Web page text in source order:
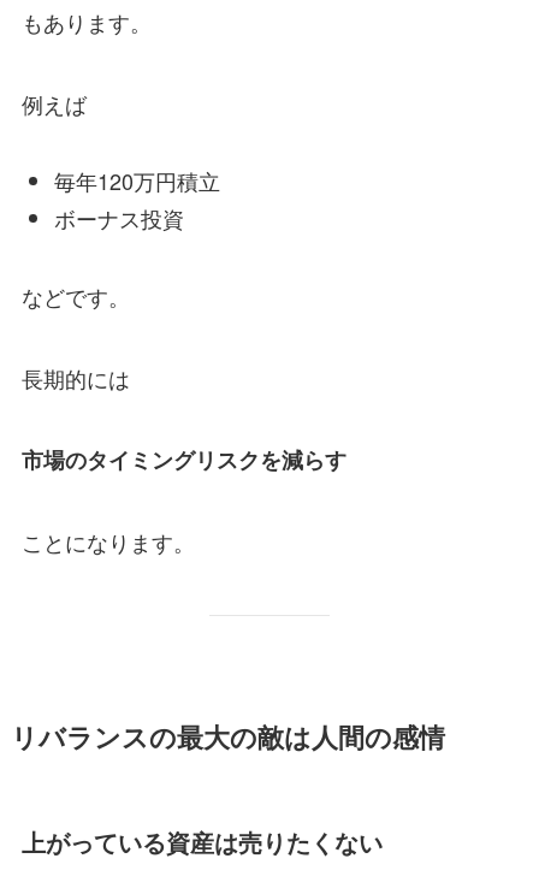
もあります。
例えば
毎年120万円積立
ボーナス投資
などです。
長期的には
市場のタイミングリスクを減らす
ことになります。
リバランスの最大の敵は人間の感情
上がっている資産は売りたくない